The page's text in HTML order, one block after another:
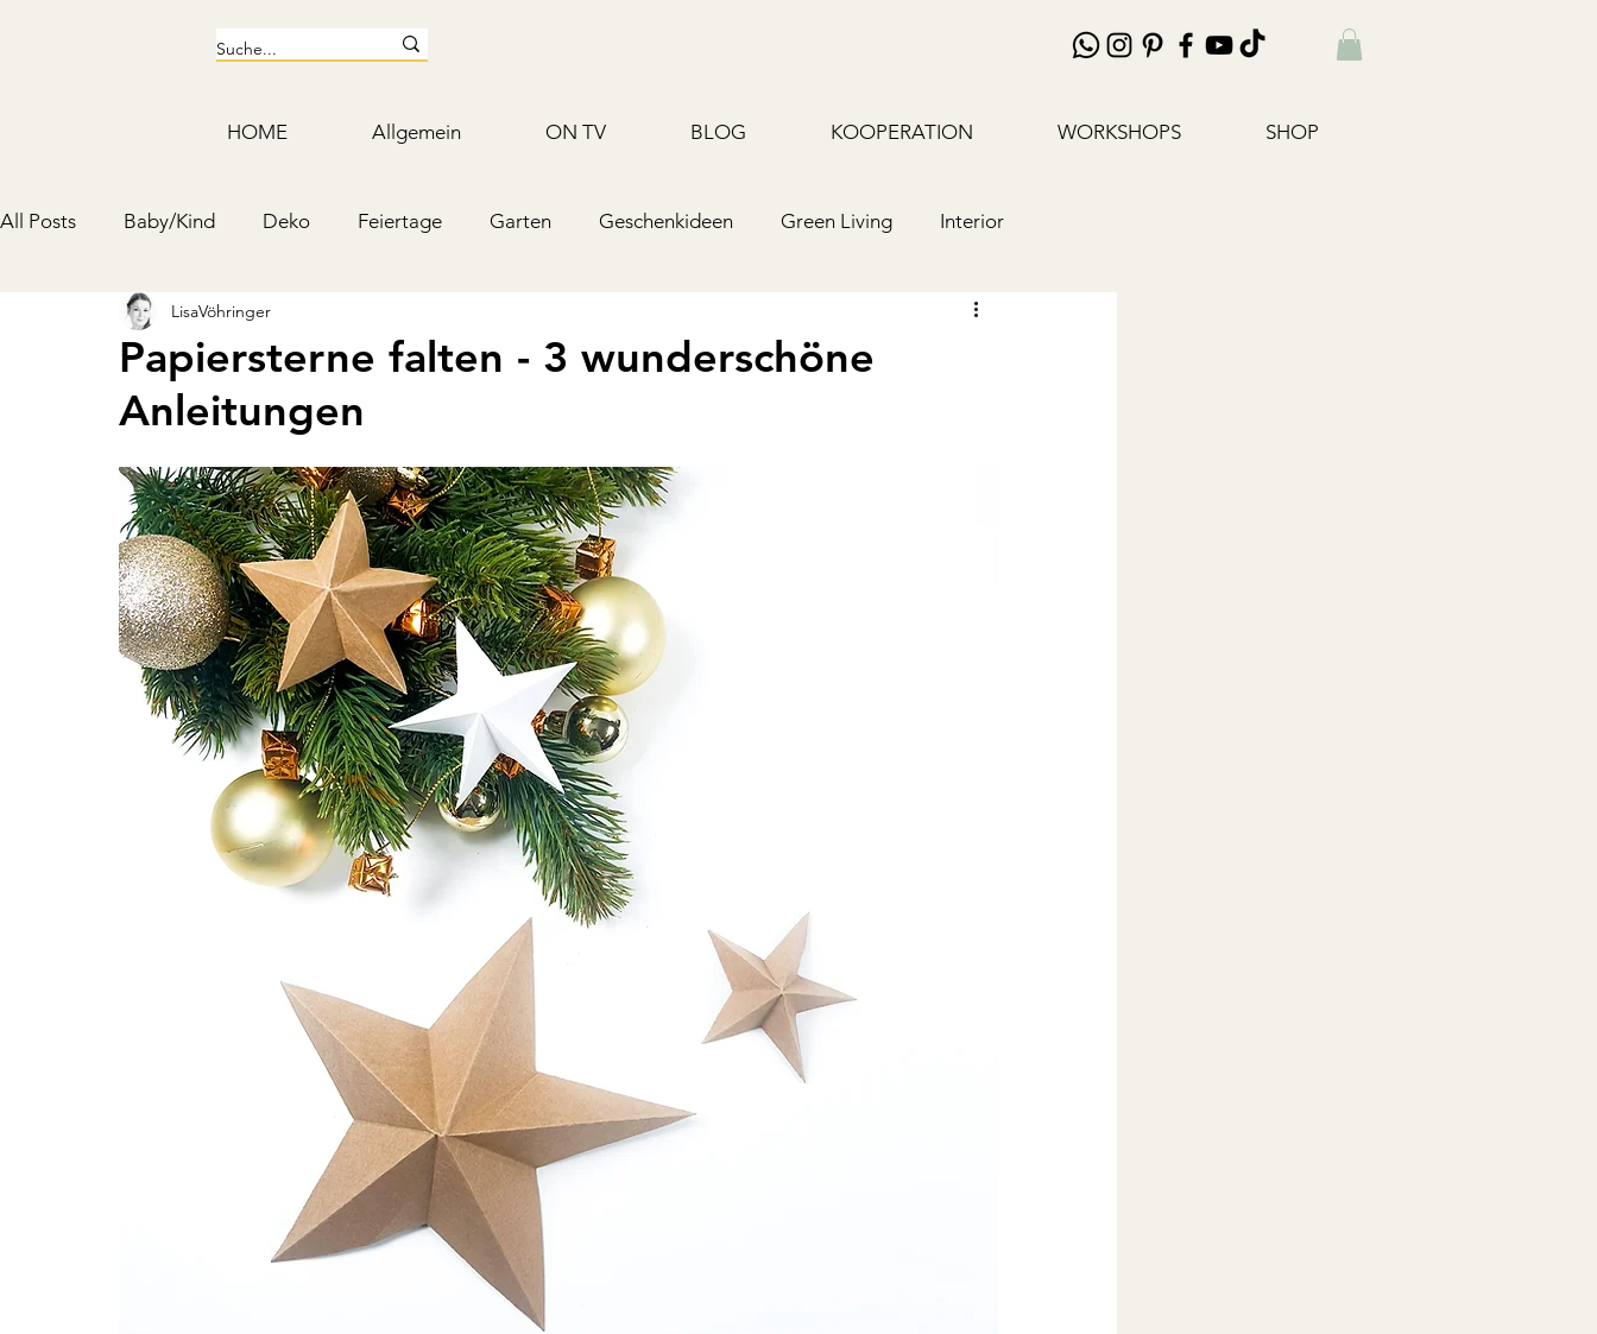
HOME Allgemein ON TV BLOG KOOPERATION WORKSHOPS SHOP
All Posts Baby/Kind Deko Feiertage Garten Geschenkideen Green Living Interior
Kosmetik & Putzmittel
Mottoparty & Kindergeburtstag
Papiersterne falten - 3 wunderschöne
Anleitungen
LisaVöhringer